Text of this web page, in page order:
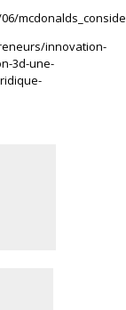
innovation-
3d-une-